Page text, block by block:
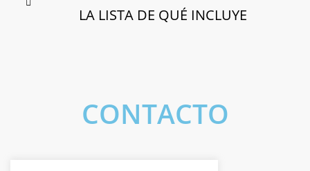
LA LISTA DE QUÉ INCLUYE
CONTACTO